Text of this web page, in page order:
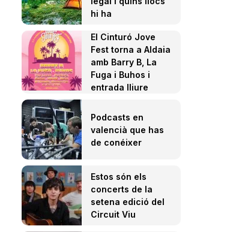
hi ha
El Cinturó Jove
Fest torna a Aldaia
amb Barry B, La
Fuga i Buhos i
entrada lliure
Podcasts en
valencià que has
de conéixer
Estos són els
concerts de la
setena edició del
Circuit Viu